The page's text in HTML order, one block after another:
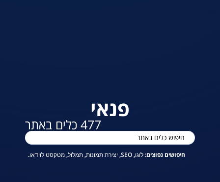
פנאי
477כלים באתר
חיפושים נפוצים:לוגו,
SEO
, יצירת תמונות,תמלול,מטקסט לוידאו.